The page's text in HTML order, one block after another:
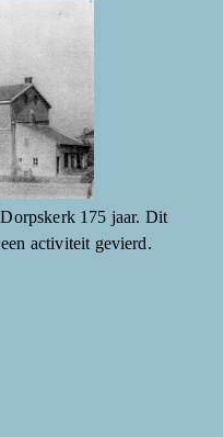
175 jaar. Dit
activiteit gevierd.